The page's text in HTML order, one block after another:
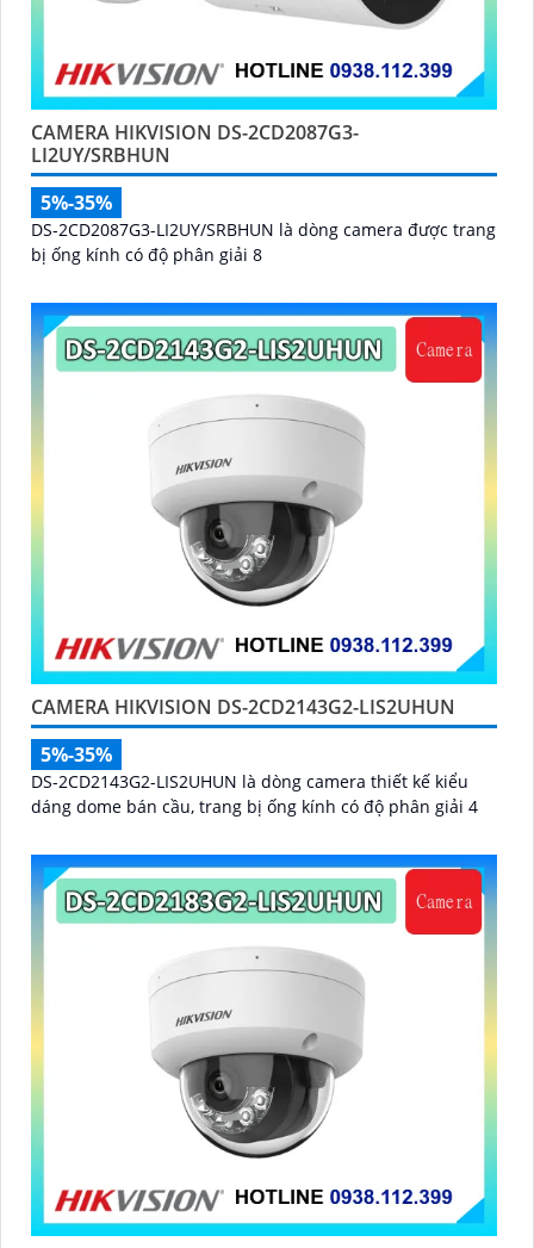
CAMERA HIKVISION DS-2CD2087G3-
LI2UY/SRBHUN
5%-35%
DS-2CD2087G3-LI2UY/SRBHUN là dòng camera được trang
bị ống kính có độ phân giải 8
CAMERA HIKVISION DS-2CD2143G2-LIS2UHUN
5%-35%
DS-2CD2143G2-LIS2UHUN là dòng camera thiết kế kiểu
dáng dome bán cầu, trang bị ống kính có độ phân giải 4